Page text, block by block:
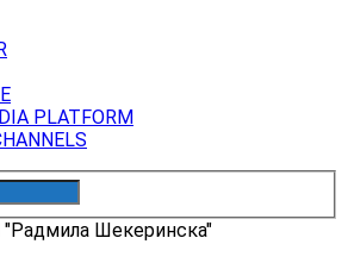
PLATFORM
"Радмила Шекеринска"